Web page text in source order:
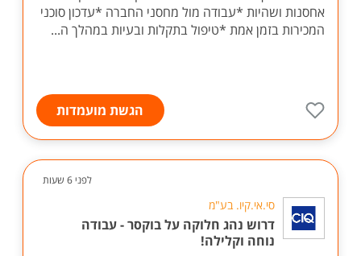
אחסנות ושהיות *עבודה מול מחסני החברה *עדכון סוכני
המכירות בזמן אמת *טיפול בתקלות ובעיות במהלך ה...
הגשת מועמדות
לפני 6 שעות
סי.אי.קיו. בע"מ
דרוש נהג חלוקה על בוקסר - עבודה
נוחה וקלילה!